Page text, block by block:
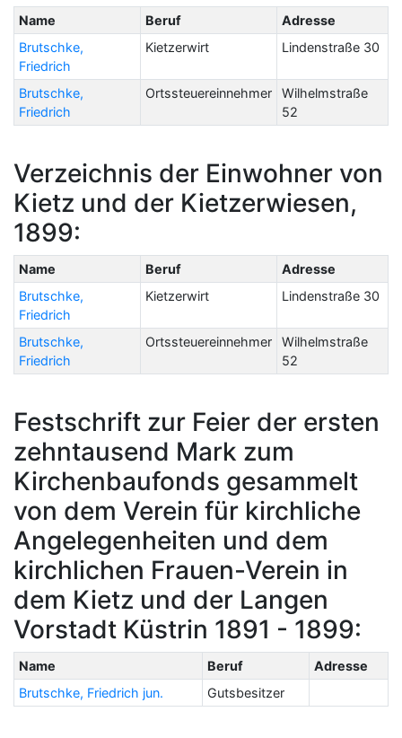
Name Beruf
Adresse
Brutschke,
Friedrich
Kietzerwirt Lindenstraße 30
Brutschke,
Friedrich
Ortssteuereinnehmer
Wilhelmstraße
52
Verzeichnis der Einwohner von
Kietz und der Kietzerwiesen,
1899:
Name Beruf
Adresse
Brutschke,
Friedrich
Kietzerwirt Lindenstraße 30
Brutschke,
Friedrich
Ortssteuereinnehmer
Wilhelmstraße
52
Festschrift zur Feier der ersten
zehntausend Mark zum
Kirchenbaufonds gesammelt
von dem Verein für kirchliche
Angelegenheiten und dem
kirchlichen Frauen-Verein in
dem Kietz und der Langen
Vorstadt Küstrin 1891 - 1899:
Name Beruf
Adresse
Brutschke, Friedrich jun.
Gutsbesitzer